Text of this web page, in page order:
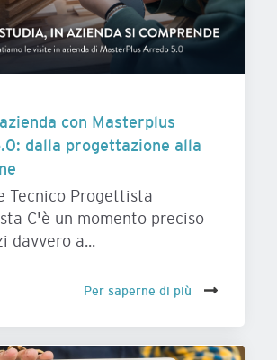
con Masterplus
dalla progettazione alla
Tecnico Progettista
C'è un momento preciso
davvero a...
Per saperne di più